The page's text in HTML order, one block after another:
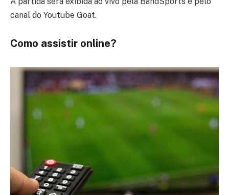
canal do Youtube Goat.
Como assistir online?